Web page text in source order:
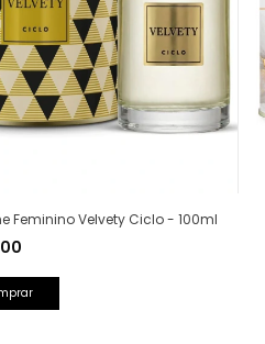
Feminino Velvety Ciclo - 100ml